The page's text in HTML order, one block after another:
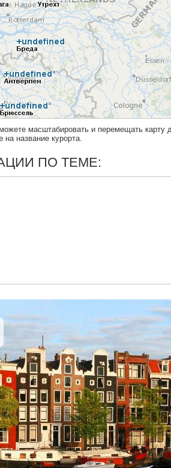
масштабировать и перемещать карту
название курорта.
ПО ТЕМЕ: